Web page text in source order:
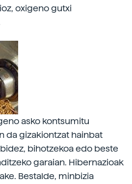
oxigeno gutxi
asko kontsumitu
da gizakiontzat hainbat
bihotzekoa edo beste
garaian. Hibernazioak
Bestalde, minbizia